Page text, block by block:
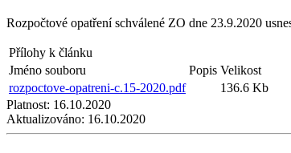
Rozpočtové opatření schválené ZO dne 23.9.2020
Přílohy k článku
Jméno souboru
Popis Velikost
rozpoctove-opatreni-c.15-2020.pdf
136.6 Kb
Platnost: 16.10.2020
Aktualizováno: 16.10.2020